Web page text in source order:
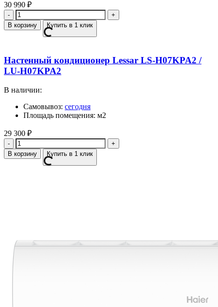
30 990 ₽
Количество
В корзину Купить в 1 клик
Настенный кондиционер Lessar LS-H07KPA2 /
LU-H07KPA2
В наличии:
Самовывоз: сегодня
Площадь помещения: м2
29 300 ₽
Количество
В корзину Купить в 1 клик